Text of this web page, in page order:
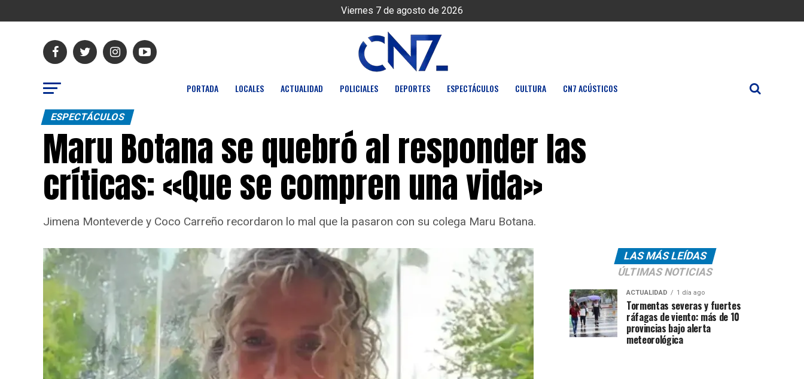
Viernes 7 de agosto de 2026
PORTADA LOCALES ACTUALIDAD POLICIALES DEPORTES ESPECTÁCULOS CULTURA CN7 ACÚSTICOS
ESPECTÁCULOS
Maru Botana se quebró al responder las
críticas: «Que se compren una vida»
Jimena Monteverde y Coco Carreño recordaron lo mal que la pasaron con su colega Maru Botana.
LAS MÁS LEÍDAS
ÚLTIMAS NOTICIAS
ACTUALIDAD 1 día ago
Tormentas severas y fuertes
ráfagas de viento: más de 10
provincias bajo alerta
meteorológica